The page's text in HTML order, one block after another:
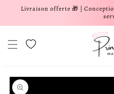
et passer au contenu
Livraison offerte 🎁 |
Liste de souhaits
informations produits